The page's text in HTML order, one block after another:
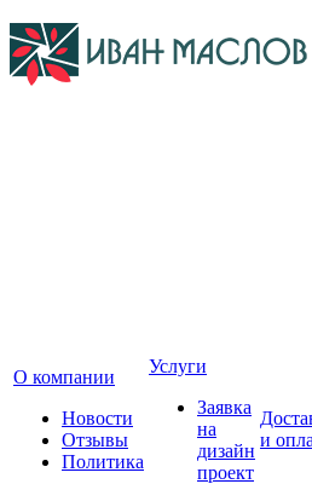
О компании
Новости
Отзывы
Политика
Услуги
Заявка
на
дизайн
проект
и